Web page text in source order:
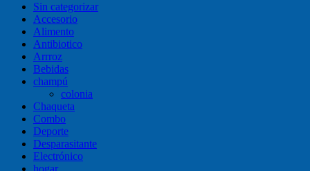
Sin categorizar
Accesorio
Alimento
Antibiotico
Arrroz
Bebidas
champú
colonia
Chaqueta
Combo
Deporte
Desparasitante
Electrónico